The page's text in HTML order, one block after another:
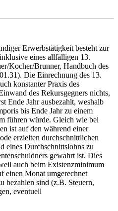
Erwerbstätigkeit besteht zur
eines allfälligen 13.
Kocher/Brunner, Handbuch des
Die Einrechnung des 13.
konstanter Praxis des
des Rekursgegners nichts,
Ende Jahr ausbezahlt, weshalb
bis Ende Jahr zu einem
führen würde. Gleich wie bei
ist auf den während einer
erzielten durchschnittlichen
eines Durchschnittslohns zu
gewahrt ist. Dies
auch beim Existenzminimum
einen Monat umgerechnet
bezahlen sind (z.B. Steuern,
eventuell